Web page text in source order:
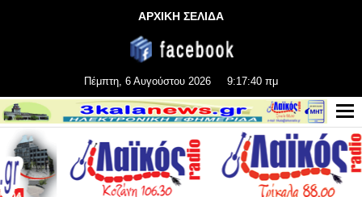
ΑΡΧΙΚΗ ΣΕΛΙΔΑ
Πέμπτη, 6 Αυγούστου 2026 9:17:41 πμ